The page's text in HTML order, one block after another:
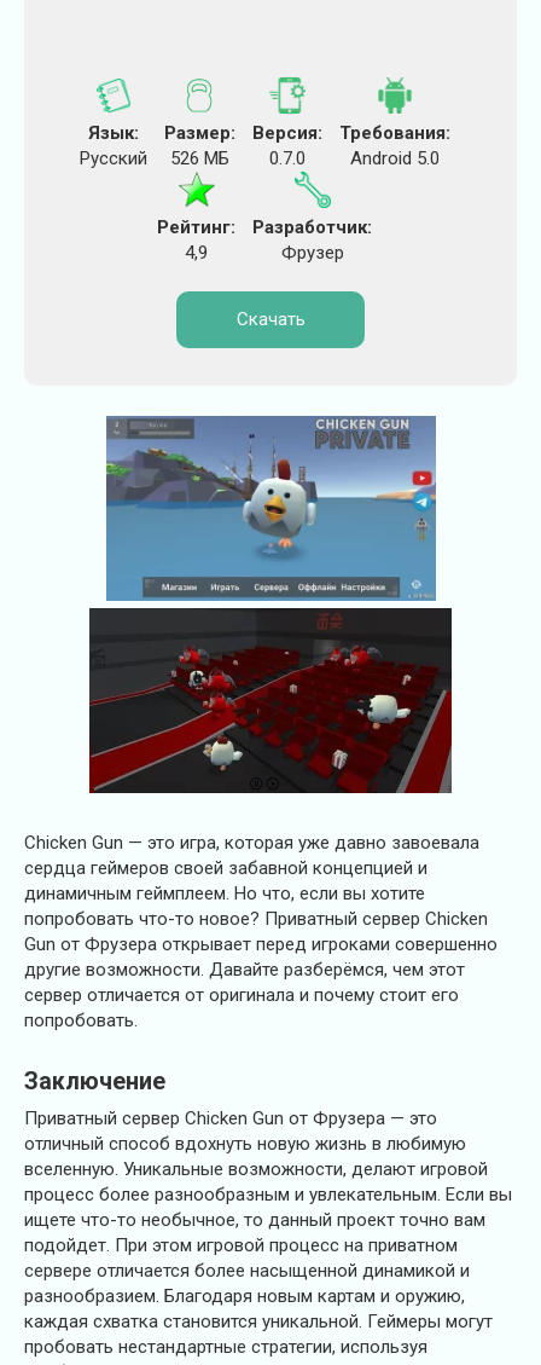
Язык:
Русский
Размер:
526 МБ
Версия:
0.7.0
Требования:
Android 5.0
Рейтинг:
4,9
Разработчик:
Фрузер
Скачать
Chicken Gun — это игра, которая уже давно завоевала
сердца геймеров своей забавной концепцией и
динамичным геймплеем. Но что, если вы хотите
попробовать что-то новое? Приватный сервер Chicken
Gun от Фрузера открывает перед игроками совершенно
другие возможности. Давайте разберёмся, чем этот
сервер отличается от оригинала и почему стоит его
попробовать.
Заключение
Приватный сервер Chicken Gun от Фрузера — это
отличный способ вдохнуть новую жизнь в любимую
вселенную. Уникальные возможности, делают игровой
процесс более разнообразным и увлекательным. Если вы
ищете что-то необычное, то данный проект точно вам
подойдет. При этом игровой процесс на приватном
сервере отличается более насыщенной динамикой и
разнообразием. Благодаря новым картам и оружию,
каждая схватка становится уникальной. Геймеры могут
пробовать нестандартные стратегии, используя